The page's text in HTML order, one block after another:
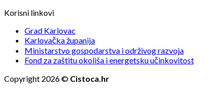
Korisni linkovi
Grad Karlovac
Karlovačka županija
Ministarstvo gospodarstva i održivog razvoja
Fond za zaštitu okoliša i energetsku učinkovitost
Copyright 2026 © Cistoca.hr